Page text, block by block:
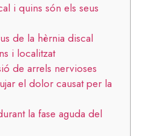
i quins són els seus
de la hèrnia discal
i localitzat
de arrels nervioses
el dolor causat per la
la fase aguda del